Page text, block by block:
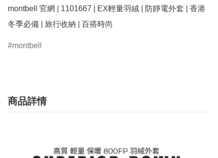
montbell 官網 | 1101667 | EX輕量羽絨 | 防靜電外套 | 香港
montbell
商品詳情